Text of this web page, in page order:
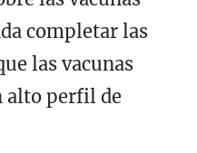
completar las
las vacunas
alto perfil de